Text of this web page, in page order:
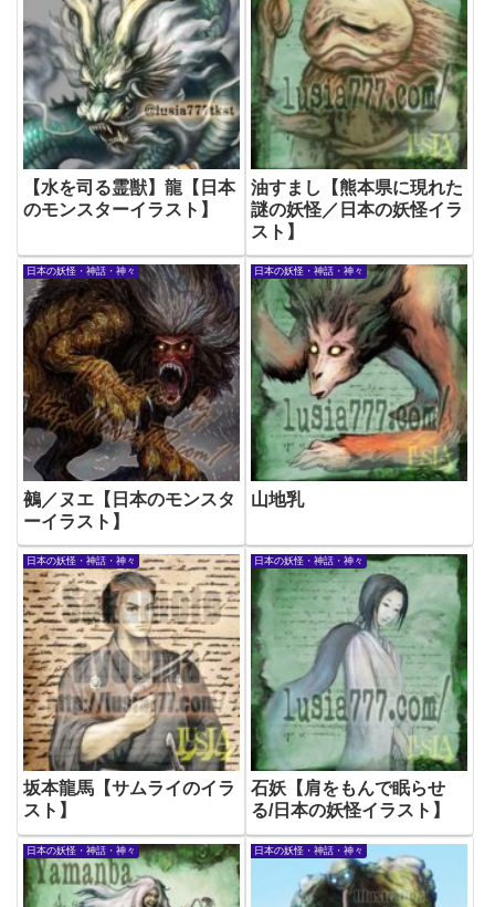
【水を司る霊獣】龍【日本
のモンスターイラスト】
油すまし【熊本県に現れた
謎の妖怪／日本の妖怪イラ
スト】
日本の妖怪・神話・神々
鵺／ヌエ【日本のモンスタ
ーイラスト】
日本の妖怪・神話・神々
山地乳
日本の妖怪・神話・神々
坂本龍馬【サムライのイラ
スト】
日本の妖怪・神話・神々
石妖【肩をもんで眠らせ
る/日本の妖怪イラスト】
日本の妖怪・神話・神々 日本の妖怪・神話・神々